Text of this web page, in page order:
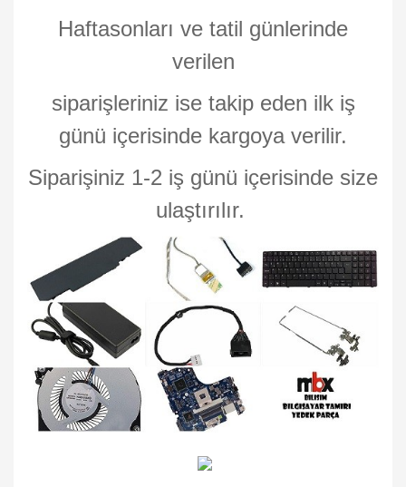
Haftasonları ve tatil günlerinde
verilen
siparişleriniz ise takip eden ilk iş
günü içerisinde kargoya verilir.
Siparişiniz 1-2 iş günü içerisinde size
ulaştırılır.